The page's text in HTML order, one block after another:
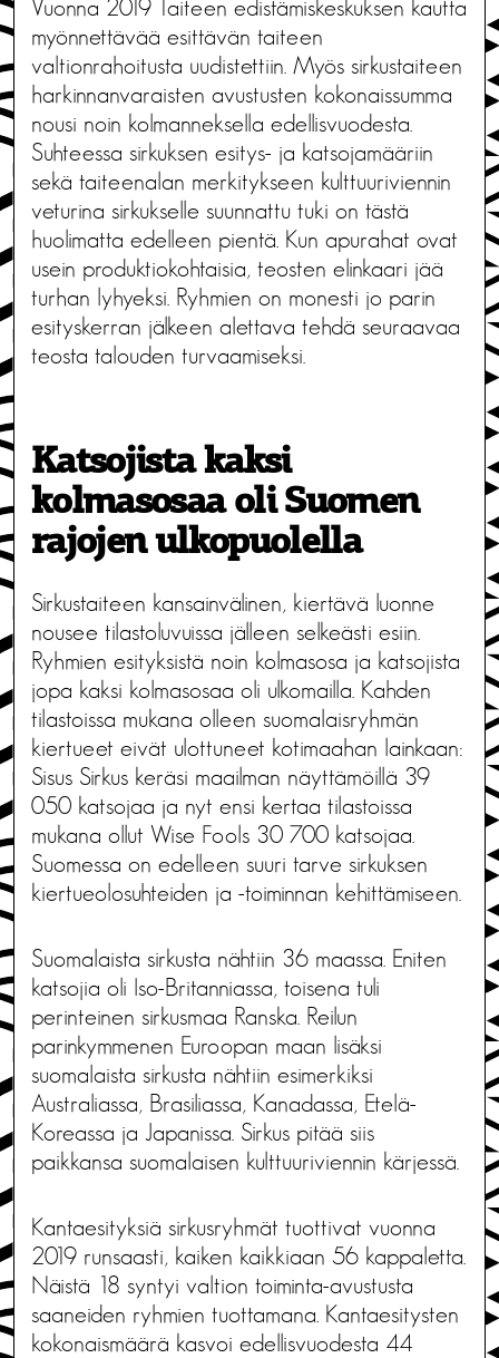
Vuonna 2019 Taiteen edistämiskeskuksen kautta
myönnettävää esittävän taiteen
valtionrahoitusta uudistettiin. Myös sirkustaiteen
harkinnanvaraisten avustusten kokonaissumma
nousi noin kolmanneksella edellisvuodesta.
Suhteessa sirkuksen esitys- ja katsojamääriin
sekä taiteenalan merkitykseen kulttuuriviennin
veturina sirkukselle suunnattu tuki on tästä
huolimatta edelleen pientä. Kun apurahat ovat
usein produktiokohtaisia, teosten elinkaari jää
turhan lyhyeksi. Ryhmien on monesti jo parin
esityskerran jälkeen alettava tehdä seuraavaa
teosta talouden turvaamiseksi.
Katsojista kaksi
kolmasosaa oli Suomen
rajojen ulkopuolella
Sirkustaiteen kansainvälinen, kiertävä luonne
nousee tilastoluvuissa jälleen selkeästi esiin.
Ryhmien esityksistä noin kolmasosa ja katsojista
jopa kaksi kolmasosaa oli ulkomailla. Kahden
tilastoissa mukana olleen suomalaisryhmän
kiertueet eivät ulottuneet kotimaahan lainkaan:
Sisus Sirkus keräsi maailman näyttämöillä 39
050 katsojaa ja nyt ensi kertaa tilastoissa
mukana ollut Wise Fools 30 700 katsojaa.
Suomessa on edelleen suuri tarve sirkuksen
kiertueolosuhteiden ja -toiminnan kehittämiseen.
Suomalaista sirkusta nähtiin 36 maassa. Eniten
katsojia oli Iso-Britanniassa, toisena tuli
perinteinen sirkusmaa Ranska. Reilun
parinkymmenen Euroopan maan lisäksi
suomalaista sirkusta nähtiin esimerkiksi
Australiassa, Brasiliassa, Kanadassa, Etelä-
Koreassa ja Japanissa. Sirkus pitää siis
paikkansa suomalaisen kulttuuriviennin kärjessä.
Kantaesityksiä sirkusryhmät tuottivat vuonna
2019 runsaasti, kaiken kaikkiaan 56 kappaletta.
Näistä 18 syntyi valtion toiminta-avustusta
saaneiden ryhmien tuottamana. Kantaesitysten
kokonaismäärä kasvoi edellisvuodesta 44